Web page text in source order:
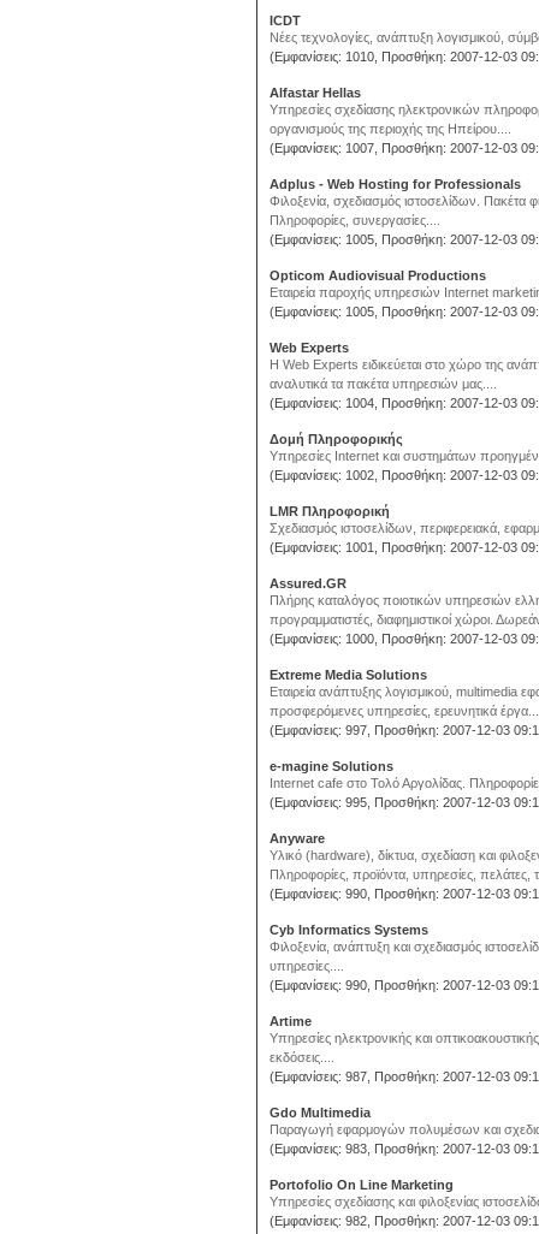
ICDT
Νέες τεχνολογίες, ανάπτυξη λογισμικού,
(Εμφανίσεις: 1010, Προσθήκη: 2007-12-03
Alfastar Hellas
Yπηρεσίες σχεδίασης ηλεκτρονικών
οργανισμούς της περιοχής της Ηπείρου....
(Εμφανίσεις: 1007, Προσθήκη: 2007-12-03
Adplus - Web Hosting for Professionals
Φιλοξενία, σχεδιασμός ιστοσελίδων. Πακέτα
Πληροφορίες, συνεργασίες....
(Εμφανίσεις: 1005, Προσθήκη: 2007-12-03
Opticom Audiovisual Productions
Εταιρεία παροχής υπηρεσιών Internet
(Εμφανίσεις: 1005, Προσθήκη: 2007-12-03
Web Experts
H Web Experts ειδικεύεται στο χώρο της
αναλυτικά τα πακέτα υπηρεσιών μας....
(Εμφανίσεις: 1004, Προσθήκη: 2007-12-03
Δομή Πληροφορικής
Υπηρεσίες Internet και συστημάτων
(Εμφανίσεις: 1002, Προσθήκη: 2007-12-03
LMR Πληροφορική
Σχεδιασμός ιστοσελίδων, περιφερειακά,
(Εμφανίσεις: 1001, Προσθήκη: 2007-12-03
Assured.GR
Πλήρης καταλόγος ποιοτικών υπηρεσιών
προγραμματιστές, διαφημιστικοί χώροι.
(Εμφανίσεις: 1000, Προσθήκη: 2007-12-03
Extreme Media Solutions
Εταιρεία ανάπτυξης λογισμικού, multimedia
προσφερόμενες υπηρεσίες, ερευνητικά
(Εμφανίσεις: 997, Προσθήκη: 2007-12-03
e-magine Solutions
Internet cafe στο Τολό Αργολίδας.
(Εμφανίσεις: 995, Προσθήκη: 2007-12-03
Anyware
Υλικό (hardware), δίκτυα, σχεδίαση και
Πληροφορίες, προϊόντα, υπηρεσίες, πελάτες,
(Εμφανίσεις: 990, Προσθήκη: 2007-12-03
Cyb Informatics Systems
Φιλοξενία, ανάπτυξη και σχεδιασμός
υπηρεσίες....
(Εμφανίσεις: 990, Προσθήκη: 2007-12-03
Artime
Υπηρεσίες ηλεκτρονικής και
εκδόσεις....
(Εμφανίσεις: 987, Προσθήκη: 2007-12-03
Gdo Multimedia
Παραγωγή εφαρμογών πολυμέσων και
(Εμφανίσεις: 983, Προσθήκη: 2007-12-03
Portofolio On Line Marketing
Yπηρεσίες σχεδίασης και φιλοξενίας
(Εμφανίσεις: 982, Προσθήκη: 2007-12-03